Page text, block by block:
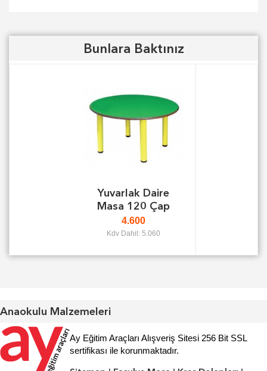
Bunlara Baktınız
Yuvarlak Daire
Masa 120 Çap
4.600
Kdv Dahil: 5.060
Anaokulu Malzemeleri
Ay Eğitim Araçları Alışveriş Sitesi 256 Bit SSL
sertifikası ile korunmaktadır.